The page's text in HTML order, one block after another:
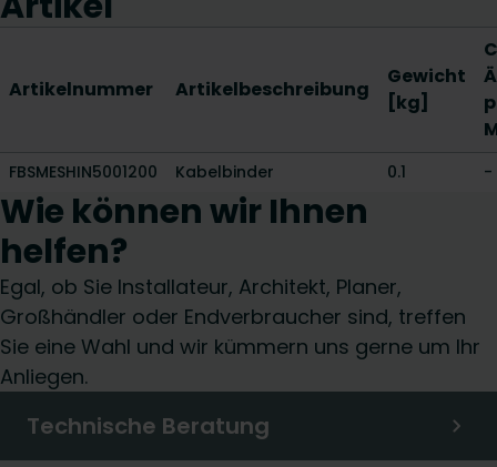
Artikelnummer Artikelbeschreibung
Gewicht
[kg]
FBSMESHIN5001200 Kabelbinder 0.1 -
Wie können wir Ihnen
helfen?
Egal, ob Sie Installateur, Architekt, Planer,
Großhändler oder Endverbraucher sind, treffen
Sie eine Wahl und wir kümmern uns gerne um Ihr
Anliegen.
Technische Beratung